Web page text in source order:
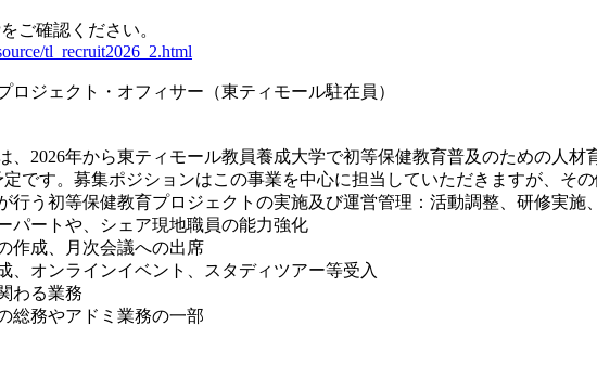
ご確認ください。
tl_recruit2026_2.html
ロジェクト・オフィサー（東ティモール駐在員）
、2026年から東ティモール教員養成大学で初等保健教育普及のための人
です。募集ポジションはこの事業を中心に担当していただきますが、そ
行う初等保健教育プロジェクトの実施及び運営管理：活動調整、研修実
パートや、シェア現地職員の能力強化
作成、月次会議への出席
、オンラインイベント、スタディツアー等受入
わる業務
総務やアドミ業務の一部